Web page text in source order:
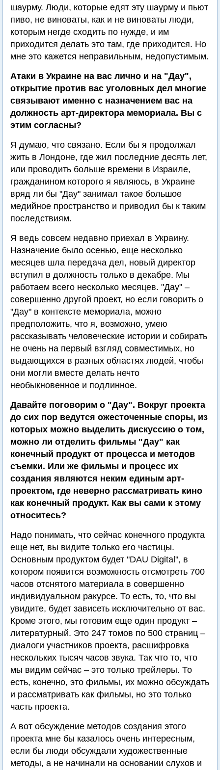
шаурму. Люди, которые едят эту шаурму и пьют
пиво, не виноваты, как и не виноваты люди,
которым негде сходить по нужде, и им
приходится делать это там, где приходится. Но
мне это кажется неправильным, недопустимым.
Атаки в Украине на вас лично и на "Дау",
открытие против вас уголовных дел многие
связывают именно с назначением вас на
должность арт-директора мемориала. Вы с
этим согласны?
Я думаю, что связано. Если бы я продолжал
жить в Лондоне, где жил последние десять лет,
или проводить больше времени в Израиле,
гражданином которого я являюсь, в Украине
вряд ли бы "Дау" занимал такое большое
медийное пространство и приводил бы к таким
последствиям.
Я ведь совсем недавно приехал в Украину.
Назначение было осенью, еще несколько
месяцев шла передача дел, новый директор
вступил в должность только в декабре. Мы
работаем всего несколько месяцев. "Дау" –
совершенно другой проект, но если говорить о
"Дау" в контексте мемориала, можно
предположить, что я, возможно, умею
рассказывать человеческие истории и собирать
не очень на первый взгляд совместимых, но
выдающихся в разных областях людей, чтобы
они могли вместе делать нечто
необыкновенное и подлинное.
Давайте поговорим о "Дау". Вокруг проекта
до сих пор ведутся ожесточенные споры, из
которых можно выделить дискуссию о том,
можно ли отделить фильмы "Дау" как
конечный продукт от процесса и методов
съемки. Или же фильмы и процесс их
создания являются неким единым арт-
проектом, где неверно рассматривать кино
как конечный продукт. Как вы сами к этому
относитесь?
Надо понимать, что сейчас конечного продукта
еще нет, вы видите только его частицы.
Основным продуктом будет "DAU Digital", в
котором появится возможность отсмотреть 700
часов отснятого материала в совершенно
индивидуальном ракурсе. То есть, то, что вы
увидите, будет зависеть исключительно от вас.
Кроме этого, мы готовим еще один продукт –
литературный. Это 247 томов по 500 страниц –
диалоги участников проекта, расшифровка
нескольких тысяч часов звука. Так что то, что
мы видим сейчас – это только трейлеры. То
есть, конечно, это фильмы, их можно обсуждать
и рассматривать как фильмы, но это только
часть проекта.
А вот обсуждение методов создания этого
проекта мне бы казалось очень интересным,
если бы люди обсуждали художественные
методы, а не начинали на основании слухов и